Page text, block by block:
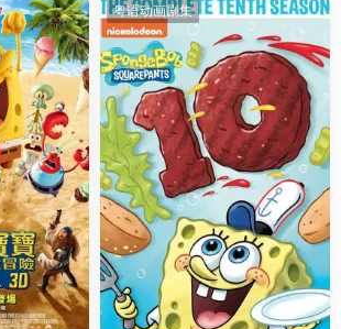
粤语动画剧集